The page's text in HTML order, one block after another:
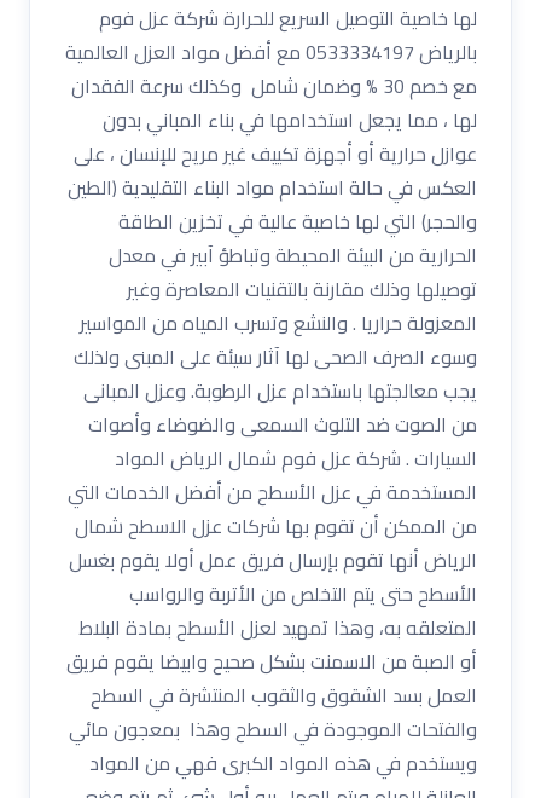
لها خاصية التوصيل السريع للحرارة شركة عزل فوم
بالرياض 0533334197 مع أفضل مواد العزل العالمية
مع خصم 30 % وضمان شامل وكذلك سرعة الفقدان
لها ، مما يجعل استخدامها في بناء المباني بدون
عوازل حرارية أو أجهزة تكييف غير مريح للإنسان ، على
العكس في حالة استخدام مواد البناء التقليدية (الطين
والحجر) التي لها خاصية عالية في تخزين الطاقة
الحرارية من البيئة المحيطة وتباطؤ آبير في معدل
توصيلها وذلك مقارنة بالتقنيات المعاصرة وغير
المعزولة حراريا . والنشع وتسرب المياه من المواسير
وسوء الصرف الصحى لها آثار سيئة على المبنى ولذلك
يجب معالجتها باستخدام عزل الرطوبة. وعزل المبانى
من الصوت ضد التلوث السمعى والضوضاء وأصوات
السيارات . شركة عزل فوم شمال الرياض المواد
المستخدمة في عزل الأسطح من أفضل الخدمات التي
من الممكن أن تقوم بها شركات عزل الاسطح شمال
الرياض أنها تقوم بإرسال فريق عمل أولا يقوم بغسل
الأسطح حتى يتم التخلص من الأتربة والرواسب
المتعلقه به، وهذا تمهيد لعزل الأسطح بمادة البلاط
أو الصبة من الاسمنت بشكل صحيح وابيضا يقوم فريق
العمل بسد الشقوق والثقوب المنتشرة في السطح
والفتحات الموجودة في السطح وهذا بمعجون مائي
ويستخدم في هذه المواد الكبرى فهي من المواد